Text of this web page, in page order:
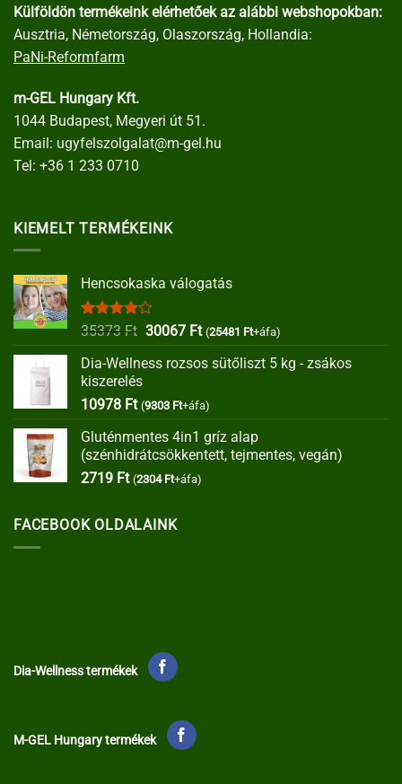
Külföldön termékeink elérhetőek az alábbi webshopokban:
Ausztria, Németország, Olaszország, Hollandia:
PaNi-Reformfarm
m-GEL Hungary Kft.
1044 Budapest, Megyeri út 51.
Email: ugyfelszolgalat@m-gel.hu
Tel: +36 1 233 0710
KIEMELT TERMÉKEINK
Hencsokaska válogatás
Értékelés:
35373Ft Original
was:
30067 FtCurrent
is:
(25481 Ft+áfa)
Dia-Wellness rozsos sütőliszt 5 kg - zsákos
kiszerelés
10978 Ft (9303 Ft+áfa)
Gluténmentes 4in1 gríz alap
(szénhidrátcsökkentett, tejmentes, vegán)
2719 Ft (2304 Ft+áfa)
FACEBOOK OLDALAINK
Dia-Wellness termékek
M-GEL Hungary termékek